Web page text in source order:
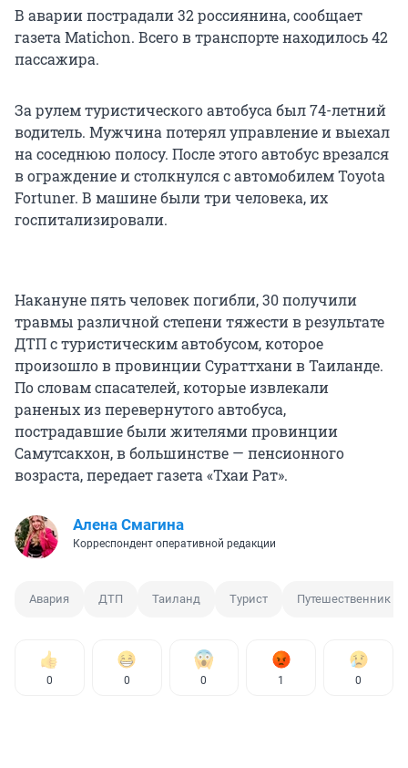
В аварии пострадали 32 россиянина, сообщает
газета Matichon. Всего в транспорте находилось 42
пассажира.
За рулем туристического автобуса был 74-летний
водитель. Мужчина потерял управление и выехал
на соседнюю полосу. После этого автобус врезался
в ограждение и столкнулся с автомобилем Toyota
Fortuner. В машине были три человека, их
госпитализировали.
Накануне пять человек погибли, 30 получили
травмы различной степени тяжести в результате
ДТП с туристическим автобусом, которое
произошло в провинции Сураттхани в Таиланде.
По словам спасателей, которые извлекали
раненых из перевернутого автобуса,
пострадавшие были жителями провинции
Самутсакхон, в большинстве — пенсионного
возраста, передает газета «Тхаи Рат».
Алена Смагина
Корреспондент оперативной редакции
Авария ДТП Таиланд Турист Путешественник
0 0 0 1 0